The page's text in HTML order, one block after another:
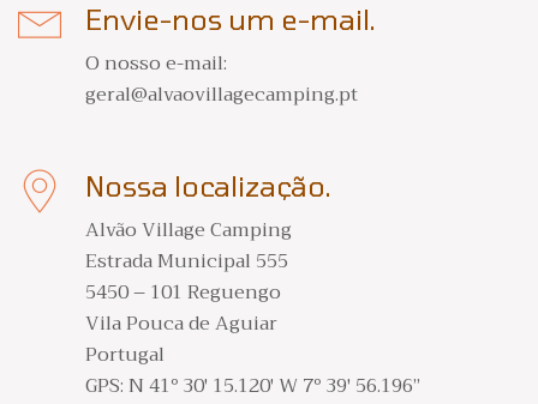
Envie-nos um e-mail.
O nosso e-mail:
geral@alvaovillagecamping.pt
Nossa localização.
Alvão Village Camping
Estrada Municipal 555
5450 – 101 Reguengo
Vila Pouca de Aguiar
Portugal
GPS: N 41º 30′ 15.120′ W 7º 39′ 56.196”